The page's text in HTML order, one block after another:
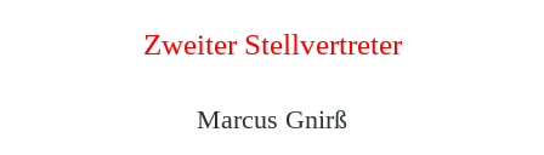
Zweiter Stellvertreter
Marcus Gnirß